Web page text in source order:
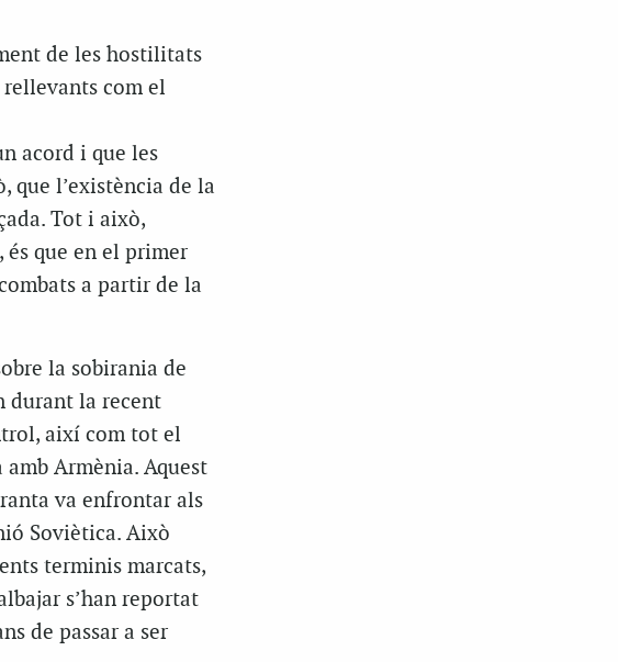
de les hostilitats
com el
acord i que les
que l’existència de la
Tot i això,
que en el primer
a partir de la
la sobirania de
durant la recent
així com tot el
Armènia. Aquest
va enfrontar als
Soviètica. Això
terminis marcats,
s’han reportat
de passar a ser